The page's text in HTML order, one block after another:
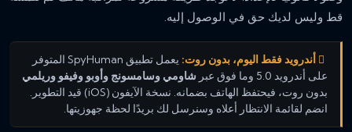
قط وليس لديك حق في الوصول إليه.
أندرويد فقط اليوم، بدون روت:
يعمل تطبيق SpyHuman المتوفر
على أندرويد 5.0 وما فوق عبر
شاومي وسامسونج وأوبو وفيفو وريلمي
بدون روت، فيحتفظ الهاتف بضمانه. نسخة الآيفون (iOS) قيد التطوير.
انضم لقائمة الانتظار أعلاه وسنرسل لك بريدًا لحظة جهوزيتها.